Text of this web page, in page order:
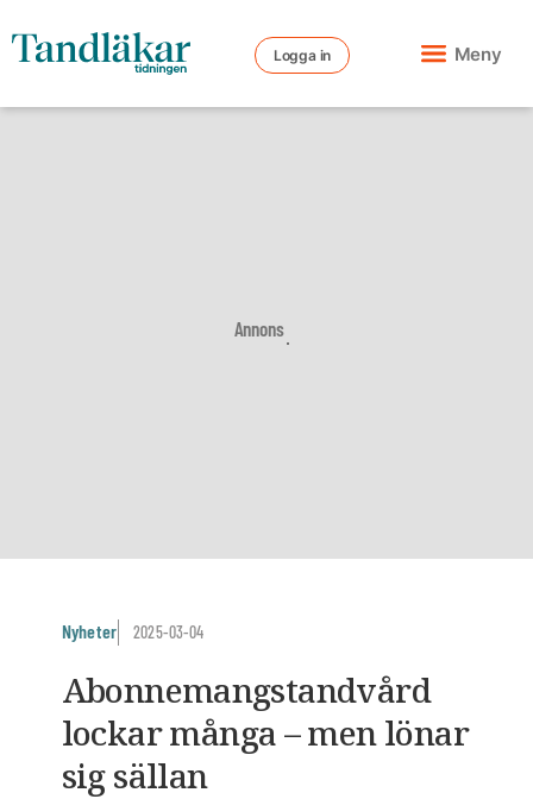
Logga in Meny
Annons
Nyheter 2025-03-04
Abonnemangstandvård
lockar många – men lönar
sig sällan